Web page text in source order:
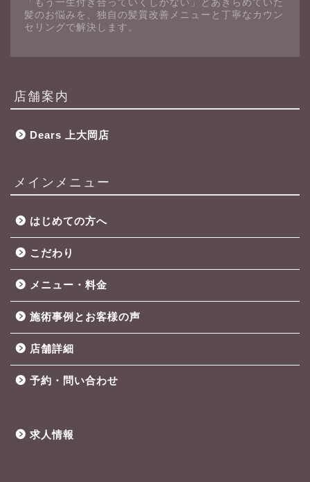
「もう一生付き合っていくしかない」とあきらめていた
髪のお悩みを、独自の髪質改善メニューと丁寧なカウン
セリングで解決します。
店舗案内
Dears 上大岡店
メインメニュー
はじめての方へ
こだわり
メニュー・料金
施術事例とお客様の声
店舗詳細
予約・問い合わせ
求人情報